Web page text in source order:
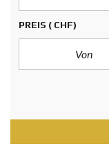
PREIS ( CHF)